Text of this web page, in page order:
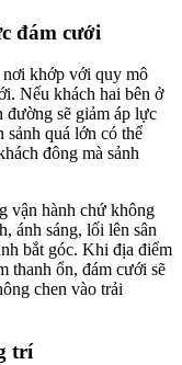
đám cưới
khớp với quy mô
Nếu khách hai bên ở
đường sẽ giảm áp lực
quá lớn có thể
đông mà sảnh
vận hành chứ không
ánh sáng, lối lên sân
bắt góc. Khi địa điểm
thanh ổn, đám cưới sẽ
chen vào trải
trí